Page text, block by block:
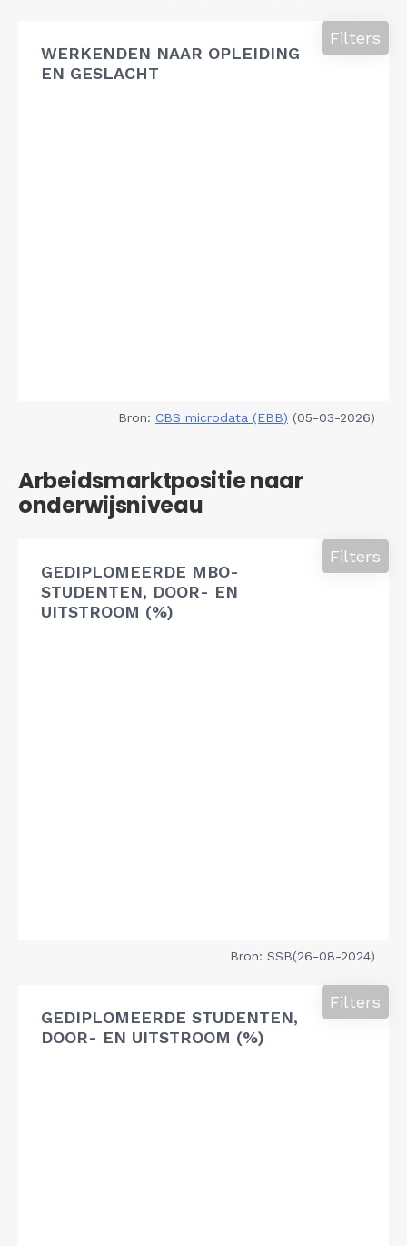
WERKENDEN NAAR OPLEIDING
EN GESLACHT
Filters
Bron: CBS microdata (EBB) (05-03-2026)
Arbeidsmarktpositie naar
onderwijsniveau
GEDIPLOMEERDE MBO-
STUDENTEN, DOOR- EN
UITSTROOM (%)
Filters
Bron: SSB(26-08-2024)
GEDIPLOMEERDE STUDENTEN,
DOOR- EN UITSTROOM (%)
Filters